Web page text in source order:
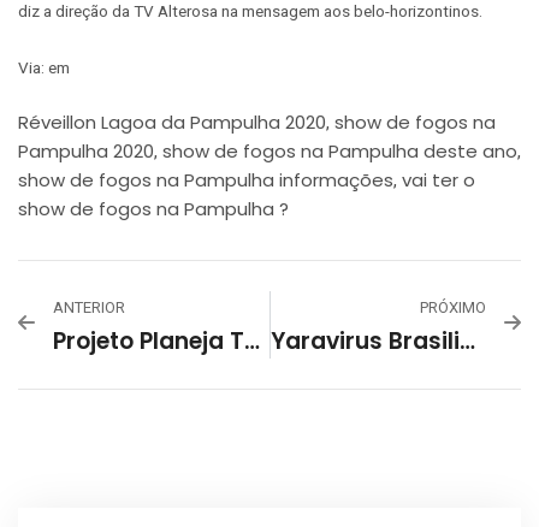
diz a direção da TV Alterosa na mensagem aos belo-horizontinos.
Via: em
Réveillon Lagoa da Pampulha 2020, show de fogos na
Pampulha 2020, show de fogos na Pampulha deste ano,
show de fogos na Pampulha informações, vai ter o
show de fogos na Pampulha ?
ANTERIOR
Projeto Planeja Tornar Mineirinho E Orla Da Pampulha Parada Obrigatória Para Turnês Internacionais
PRÓXIMO
Yaravirus Brasiliensis: Vírus Descoberto Por Pesquisadores Da UFMG Na Lagoa Da Pampulha É Destaque Na Science